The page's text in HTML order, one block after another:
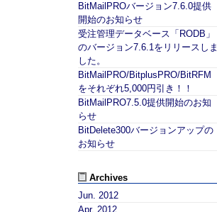
BitMailPROバージョン7.6.0提供
開始のお知らせ
受注管理データベース「RODB」
のバージョン7.6.1をリリースしま
した。
BitMailPRO/BitplusPRO/BitRFM
をそれぞれ5,000円引き！！
BitMailPRO7.5.0提供開始のお知
らせ
BitDelete300バージョンアップの
お知らせ
Archives
Jun. 2012
Apr. 2012